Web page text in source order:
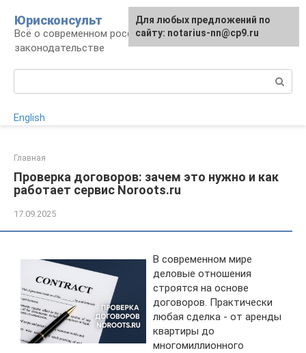
контенту
Юрисконсульт
Всё о современном российском
законодательстве
English
Главная
Проверка договоров: зачем это нужно и как
работает сервис Noroots.ru
17.09.2025
В современном мире
деловые отношения
строятся на основе
договоров. Практически
любая сделка - от аренды
квартиры до
многомиллионного
Для любых предложений по
сайту: notarius-nn@cp9.ru